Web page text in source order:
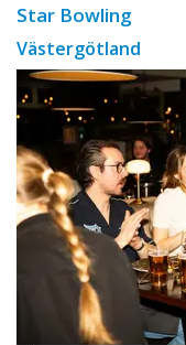
Star Bowling
Västergötland